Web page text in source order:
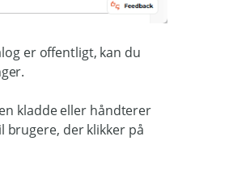
er offentligt, kan du
kladde eller håndterer
brugere, der klikker på